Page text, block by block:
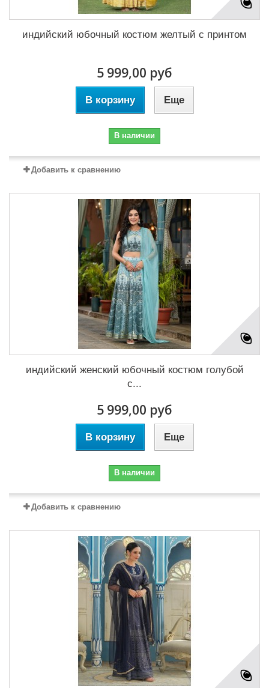
индийский юбочный костюм желтый с принтом
5 999,00 руб
В корзину Еще
В наличии
Добавить к сравнению
индийский женский юбочный костюм голубой
с...
5 999,00 руб
В корзину Еще
В наличии
Добавить к сравнению